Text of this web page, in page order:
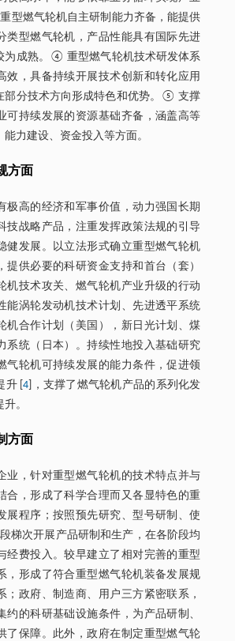
型燃气轮机自主研制能力齐备，能提供
类型燃气轮机，产品性能具有国际先进
为成熟。④ 重型燃气轮机技术研发体系
效，具备持续开展技术创新和转化应用
部分技术方向形成特色和优势。⑤ 支撑
可持续发展的资源基础齐备，涵盖高等
力建设、资金投入等方面。
方面
极高的经济和军事价值，动力强国长期
技战略产品，注重发挥政策法规的引导
健发展。以立法形式确立重型燃气轮机
提供必要的科研资金支持和首台（套）
机技术攻关、燃气轮机产业升级的行动
能涡轮发动机技术计划、先进透平系统
机合作计划（美国），新日光计划、煤
系统（日本）。持续性地投入基础研究
气轮机可持续发展的能力条件，促进领
升 [4 ]，支撑了燃气轮机产品的系列化发
。
方面
业，针对重型燃气轮机的技术特点并与
合，形成了科学合理而又各显特色的重
展程序；按照预先研究、型号研制、使
梯次开展产品研制和生产，在各阶段均
经费投入。较早建立了相对完善的重型
，形成了符合重型燃气轮机装备发展规
；政府、制造商、用户三方紧密联系，
约的科研基础设施条件，为产品研制、
了保障。此外，政府在制定重型燃气轮